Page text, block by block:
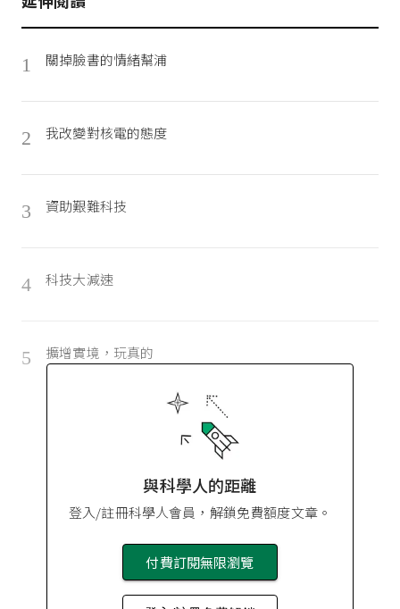
1 關掉臉書的情緒幫浦
2 我改變對核電的態度
3 資助艱難科技
4 科技大減速
5 擴增實境，玩真的
與科學人的距離
登入/註冊科學人會員，解鎖免費額度文章。
付費訂閱無限瀏覽